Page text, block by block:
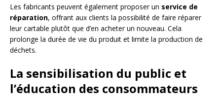
Les fabricants peuvent également proposer un service de
réparation, offrant aux clients la possibilité de faire réparer
leur cartable plutôt que d’en acheter un nouveau. Cela
prolonge la durée de vie du produit et limite la production de
déchets.
La sensibilisation du public et
l’éducation des consommateurs